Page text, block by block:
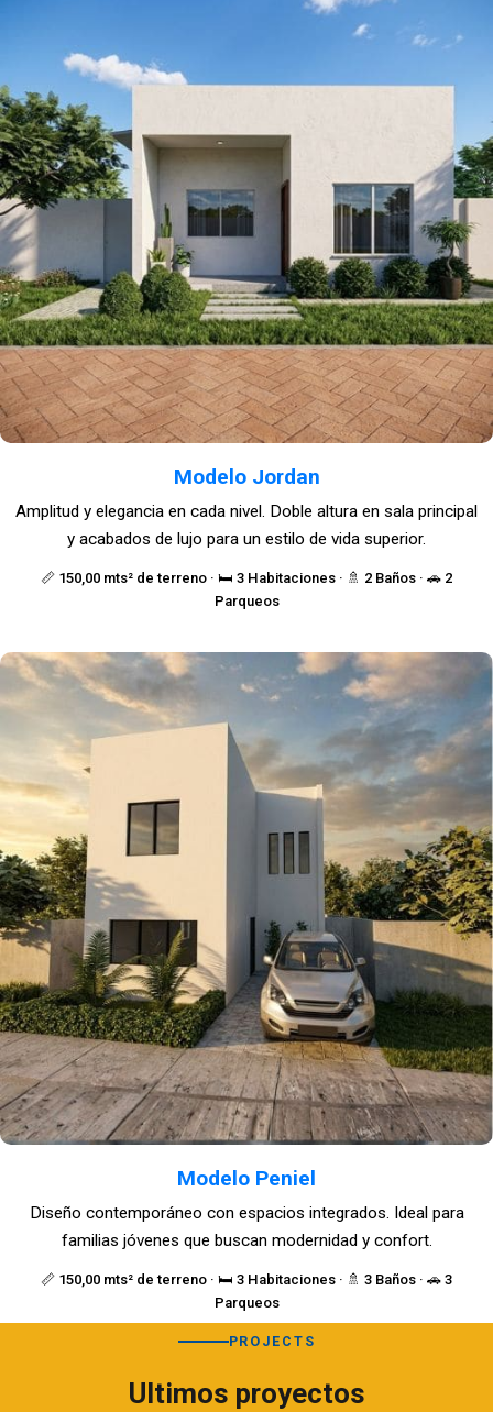
Modelo Jordan
📏 150,00 mts² de terreno · 🛏️ 3 Habitaciones · 🚿 2 Baños · 🚗 2
Parqueos
Amplitud y elegancia en cada nivel. Doble altura en sala principal
y acabados de lujo para un estilo de vida superior.
Modelo Peniel
📏 150,00 mts² de terreno · 🛏️ 3 Habitaciones · 🚿 3 Baños · 🚗 3
Parqueos
Diseño contemporáneo con espacios integrados. Ideal para
familias jóvenes que buscan modernidad y confort.
PROJECTS
Ultimos proyectos